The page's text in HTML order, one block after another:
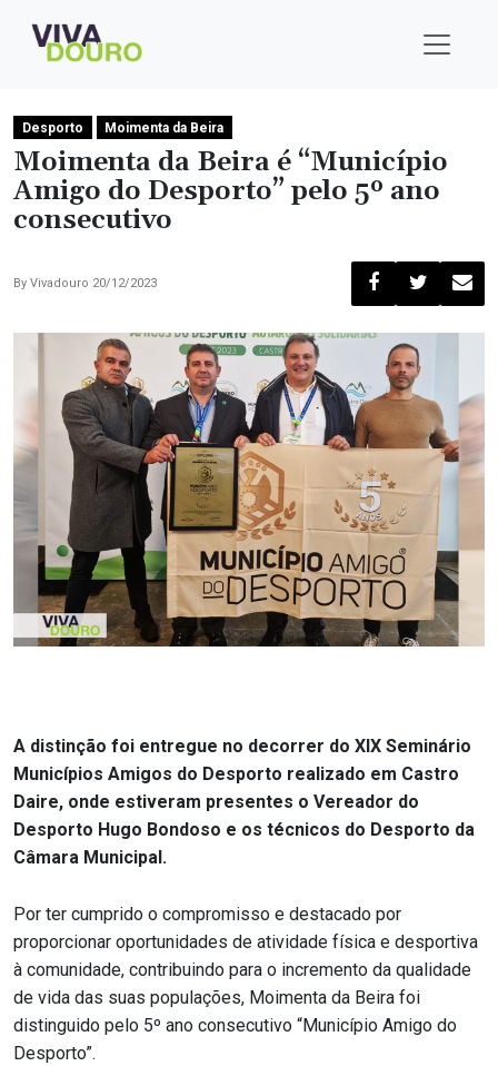
Desporto Moimenta da Beira
Moimenta da Beira é “Município
Amigo do Desporto” pelo 5º ano
consecutivo
By Vivadouro 20/12/2023
A distinção foi entregue no decorrer do XIX Seminário
Municípios Amigos do Desporto realizado em Castro
Daire, onde estiveram presentes o Vereador do
Desporto Hugo Bondoso e os técnicos do Desporto da
Câmara Municipal.
Por ter cumprido o compromisso e destacado por
proporcionar oportunidades de atividade física e desportiva
à comunidade, contribuindo para o incremento da qualidade
de vida das suas populações, Moimenta da Beira foi
distinguido pelo 5º ano consecutivo “Município Amigo do
Desporto”.